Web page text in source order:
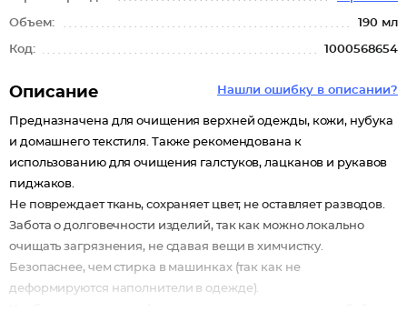
Объем: 190 мл
Код: 1000568654
Нашли ошибку в описании?
Описание
Предназначена для очищения верхней одежды, кожи, нубука
и домашнего текстиля. Также рекомендована к
использованию для очищения галстуков, лацканов и рукавов
пиджаков.
Не повреждает ткань, сохраняет цвет, не оставляет разводов.
Забота о долговечности изделий, так как можно локально
очищать загрязнения, не сдавая вещи в химчистку.
Безопаснее, чем стирка в машинках (так как не
деформируются наполнители в одежде).